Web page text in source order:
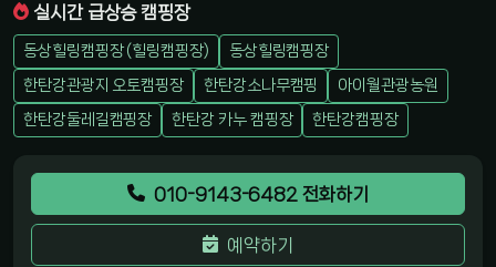
실시간 급상승 캠핑장
동상힐링캠핑장 (힐링캠핑장)
동상힐링캠핑장
한탄강관광지 오토캠핑장
한탄강소나무캠핑
아이월관광농원
한탄강둘레길캠핑장
한탄강 카누 캠핑장 한탄강캠핑장
010-9143-6482 전화하기
예약하기